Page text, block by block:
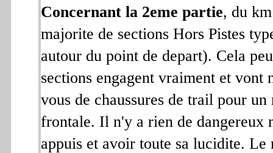
Concernant la 2eme partie, du
majorite de sections Hors Pistes
autour du point de depart). Cela
sections engagent vraiment et vont
vous de chaussures de trail pour
frontale. Il n'y a rien de dangereux
appuis et avoir toute sa lucidite.